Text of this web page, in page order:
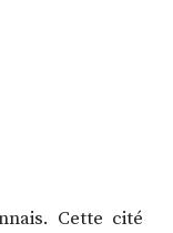
Cette cité